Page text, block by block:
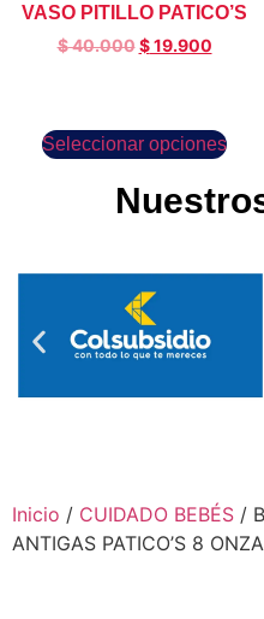
VASO PITILLO PATICO’S
$40.000 $19.900
Seleccionar opciones
Inicio / CUIDADO BEBÉS /
ANTIGAS PATICO’S 8